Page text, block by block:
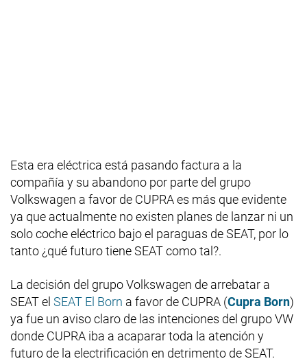
Esta era eléctrica está pasando factura a la
compañía y su abandono por parte del grupo
Volkswagen a favor de CUPRA es más que evidente
ya que actualmente no existen planes de lanzar ni un
solo coche eléctrico bajo el paraguas de SEAT, por lo
tanto ¿qué futuro tiene SEAT como tal?.
La decisión del grupo Volkswagen de arrebatar a
SEAT el SEAT El Born a favor de CUPRA (Cupra Born)
ya fue un aviso claro de las intenciones del grupo VW
donde CUPRA iba a acaparar toda la atención y
futuro de la electrificación en detrimento de SEAT.